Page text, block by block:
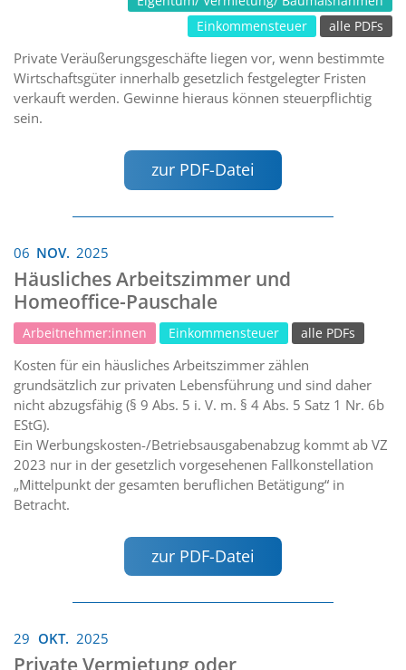
Einkommensteuer
alle PDFs
Private Veräußerungsgeschäfte liegen vor, wenn bestimmte
Wirtschaftsgüter innerhalb gesetzlich festgelegter Fristen
verkauft werden. Gewinne hieraus können steuerpflichtig
sein.
zur PDF-Datei
06 NOV. 2025
Häusliches Arbeitszimmer und
Homeoffice-Pauschale
Arbeitnehmer:innen Einkommensteuer alle PDFs
Kosten für ein häusliches Arbeitszimmer zählen
grundsätzlich zur privaten Lebensführung und sind daher
nicht abzugsfähig (§ 9 Abs. 5 i. V. m. § 4 Abs. 5 Satz 1 Nr. 6b
EStG).
Ein Werbungskosten-/Betriebsausgabenabzug kommt ab VZ
2023 nur in der gesetzlich vorgesehenen Fallkonstellation
„Mittelpunkt der gesamten beruflichen Betätigung“ in
Betracht.
zur PDF-Datei
29 OKT. 2025
Private Vermietung oder